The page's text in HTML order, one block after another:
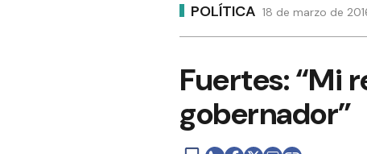
POLÍTICA 18 de marzo de
Fuertes: “Mi
gobernador”